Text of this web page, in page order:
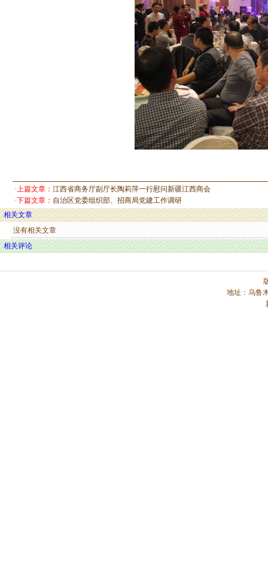
·上篇文章： 江西省商务厅副厅长陶莉萍一行慰问新疆江西商会
·下篇文章： 自治区党委组织部、招商局党建工作调研
相关文章
没有相关文章
相关评论
地址：乌鲁